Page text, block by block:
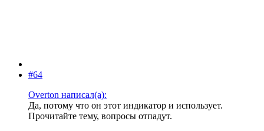
#64
Overton написал(а):
Да, потому что он этот индикатор и использует.
Прочитайте тему, вопросы отпадут.